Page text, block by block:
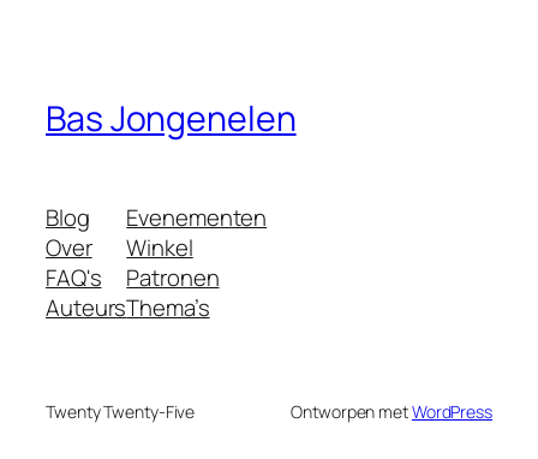
Bas Jongenelen
Blog
Over
FAQ's
Auteurs
Evenementen
Winkel
Patronen
Thema’s
Twenty Twenty-Five Ontworpen metWordPress